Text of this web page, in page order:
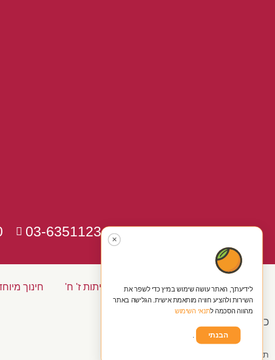
03-6351123
כיתות א' ב' ג' כיתות ד' ה' ו' כיתות ז' ח' חינוך
כל הזכויות שמורות ל'נעים להקיר'
תקנון ומדינות אתר
✕
לידיעתך, האתר עושה שימוש במיץ כדי לשפר את
השירות ולהציע חוויה מותאמת אישית. הגלישה באתר
מהווה הסכמה לתנאי השימוש
הבנתי